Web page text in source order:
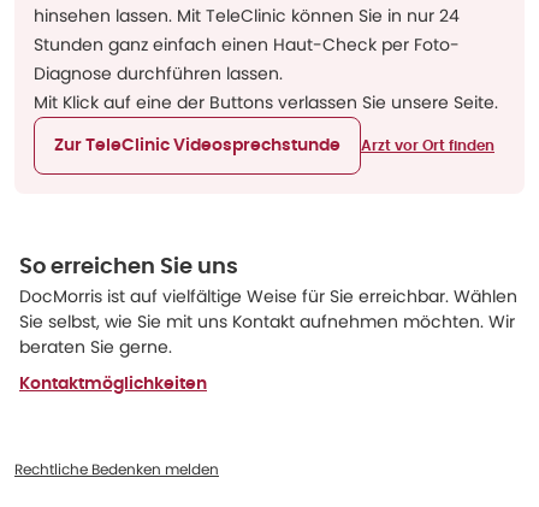
hinsehen lassen. Mit TeleClinic können Sie in nur 24
Stunden ganz einfach einen Haut-Check per Foto-
Diagnose durchführen lassen.
Mit Klick auf eine der Buttons verlassen Sie unsere Seite.
Zur TeleClinic Videosprechstunde Arzt vor Ort finden
So erreichen Sie uns
DocMorris ist auf vielfältige Weise für Sie erreichbar. Wählen
Sie selbst, wie Sie mit uns Kontakt aufnehmen möchten. Wir
beraten Sie gerne.
Kontaktmöglichkeiten
Rechtliche Bedenken melden